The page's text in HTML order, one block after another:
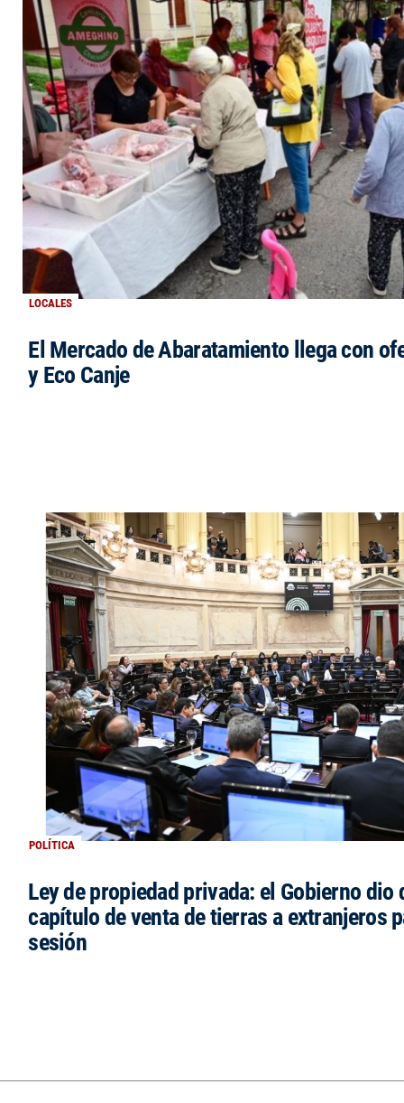
LOCALES
El Mercado de Abaratamiento llega con
y Eco Canje
POLÍTICA
Ley de propiedad privada: el Gobierno dio
capítulo de venta de tierras a extranjeros
sesión